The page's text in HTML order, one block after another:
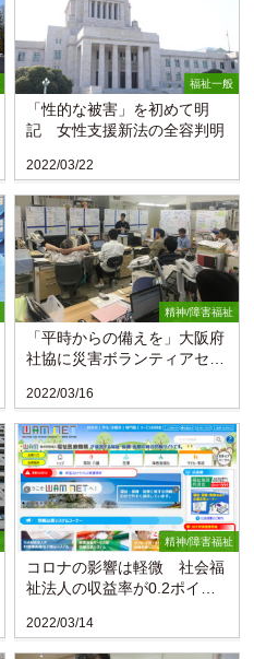
福祉一般
「性的な被害」を初めて明
記 女性支援新法の全容判明
2022/03/22
精神/障害福祉
「平時からの備えを」大阪府
社協に災害ボランティアセン
2022/03/16
精神/障害福祉
コロナの影響は軽微 社会福
祉法人の収益率が0.2ポイン
2022/03/14